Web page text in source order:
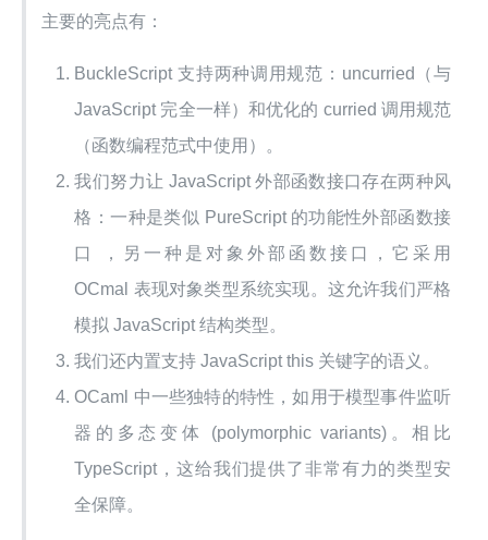
主要的亮点有：
BuckleScript 支持两种调用规范：uncurried（与
JavaScript 完全一样）和优化的 curried 调用规范
（函数编程范式中使用）。
我们努力让 JavaScript 外部函数接口存在两种风
格：一种是类似 PureScript 的功能性外部函数接
口 ，另一种是对象外部函数接口，它采用
OCmal 表现对象类型系统实现。这允许我们严格
模拟 JavaScript 结构类型。
我们还内置支持 JavaScript this 关键字的语义。
OCaml 中一些独特的特性，如用于模型事件监听
器的多态变体 (polymorphic variants)。相比
TypeScript，这给我们提供了非常有力的类型安
全保障。